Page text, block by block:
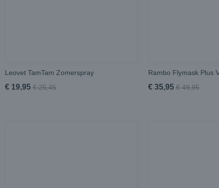
Leovet TamTam Zomerspray
€ 19,95 € 25,45
Rambo Flymask Plus
€ 35,95 € 49,95